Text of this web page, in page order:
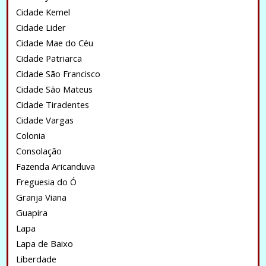
Cidade Kemel
Cidade Lider
Cidade Mae do Céu
Cidade Patriarca
Cidade São Francisco
Cidade São Mateus
Cidade Tiradentes
Cidade Vargas
Colonia
Consolação
Fazenda Aricanduva
Freguesia do Ó
Granja Viana
Guapira
Lapa
Lapa de Baixo
Liberdade